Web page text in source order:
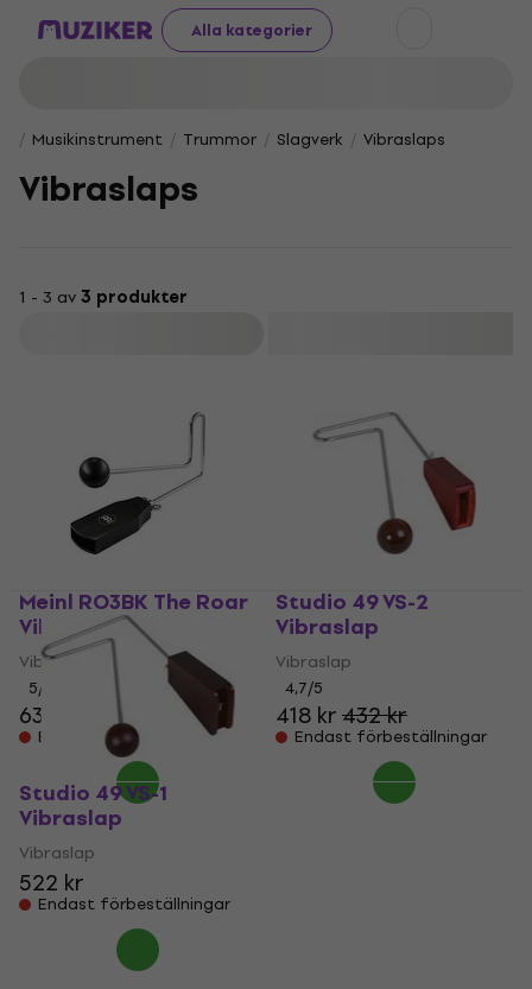
Alla kategorier
Musikinstrument Trummor Slagverk Vibraslaps
Vibraslaps
1 - 3 av3 produkter
Meinl RO3BK The Roar
Vibraslap
Vibraslap
5/5
637,16 kr
Endast förbeställningar
Studio 49 VS-2
Vibraslap
Vibraslap
4,7/5
418 kr432 kr
Endast förbeställningar
Studio 49 VS-1
Vibraslap
Vibraslap
522 kr
Endast förbeställningar